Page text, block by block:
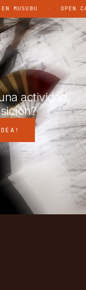
OPEN
actividad,